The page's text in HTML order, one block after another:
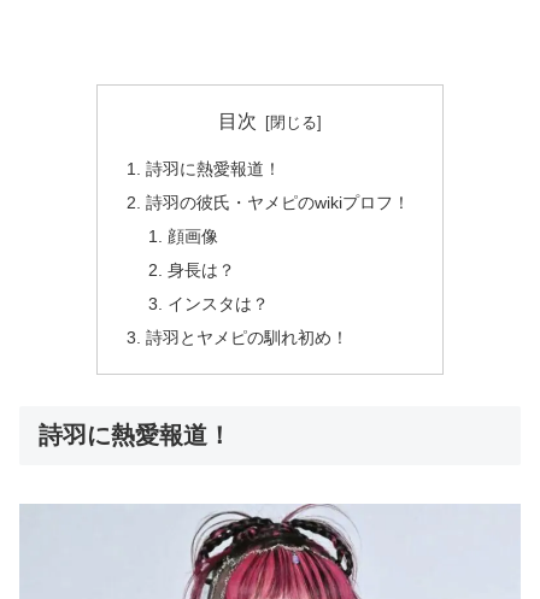
目次
詩羽に熱愛報道！
詩羽の彼氏・ヤメピのwikiプロフ！
顔画像
身長は？
インスタは？
詩羽とヤメピの馴れ初め！
詩羽に熱愛報道！